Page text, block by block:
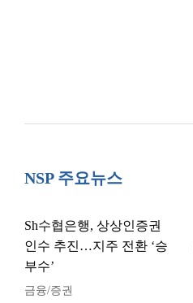
NSP 주요뉴스
Sh수협은행, 상상인증권
인수 추진…지주 전환 ‘승
부수’
금융/증권